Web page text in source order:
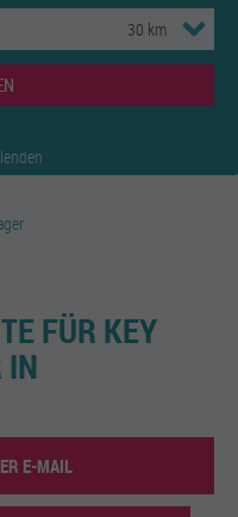
FÜR KEY
IN
E-MAIL